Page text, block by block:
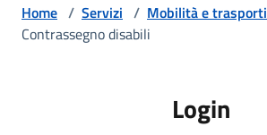
Home / Servizi / Mobilità e trasporti
Contrassegno disabili
Login